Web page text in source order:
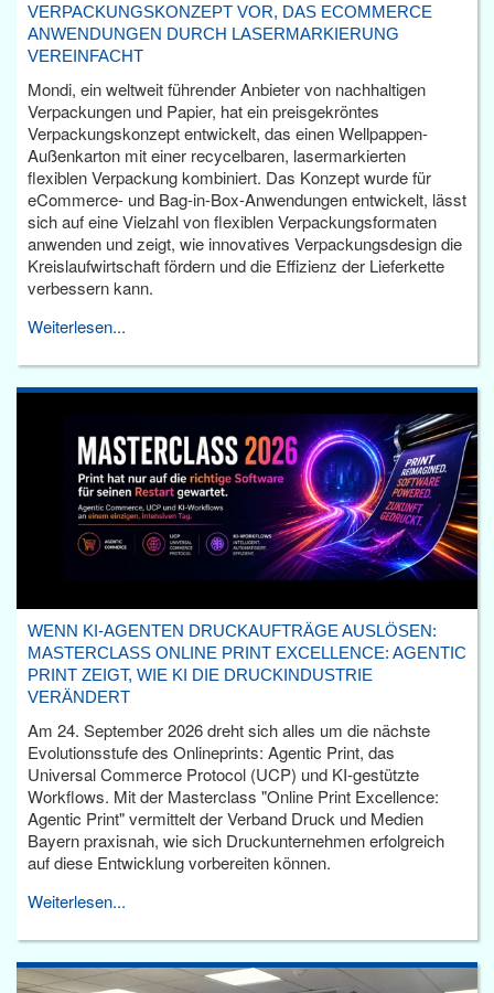
VERPACKUNGSKONZEPT VOR, DAS ECOMMERCE
ANWENDUNGEN DURCH LASERMARKIERUNG
VEREINFACHT
Mondi, ein weltweit führender Anbieter von nachhaltigen
Verpackungen und Papier, hat ein preisgekröntes
Verpackungskonzept entwickelt, das einen Wellpappen-
Außenkarton mit einer recycelbaren, lasermarkierten
flexiblen Verpackung kombiniert. Das Konzept wurde für
eCommerce- und Bag-in-Box-Anwendungen entwickelt, lässt
sich auf eine Vielzahl von flexiblen Verpackungsformaten
anwenden und zeigt, wie innovatives Verpackungsdesign die
Kreislaufwirtschaft fördern und die Effizienz der Lieferkette
verbessern kann.
Weiterlesen...
WENN KI-AGENTEN DRUCKAUFTRÄGE AUSLÖSEN:
MASTERCLASS ONLINE PRINT EXCELLENCE: AGENTIC
PRINT ZEIGT, WIE KI DIE DRUCKINDUSTRIE
VERÄNDERT
Am 24. September 2026 dreht sich alles um die nächste
Evolutionsstufe des Onlineprints: Agentic Print, das
Universal Commerce Protocol (UCP) und KI-gestützte
Workflows. Mit der Masterclass "Online Print Excellence:
Agentic Print" vermittelt der Verband Druck und Medien
Bayern praxisnah, wie sich Druckunternehmen erfolgreich
auf diese Entwicklung vorbereiten können.
Weiterlesen...